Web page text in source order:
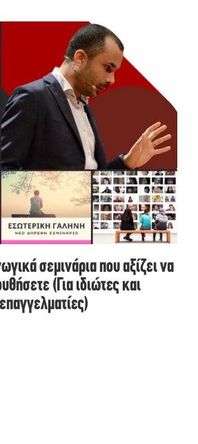
σεμινάρια που αξίζει να
(Για ιδιώτες και
επαγγελματίες)